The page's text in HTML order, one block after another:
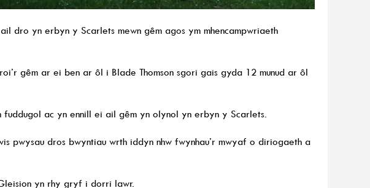
dro yn erbyn y Scarlets mewn gêm agos ym mhencampwriaeth
gêm ar ei ben ar ôl i Blade Thomson sgori gais gyda 12 munud ar ôl
ac yn ennill ei ail gêm yn olynol yn erbyn y Scarlets.
pwysau dros bwyntiau wrth iddyn nhw fwynhau’r mwyaf o diriogaeth a
yn rhy gryf i dorri lawr.